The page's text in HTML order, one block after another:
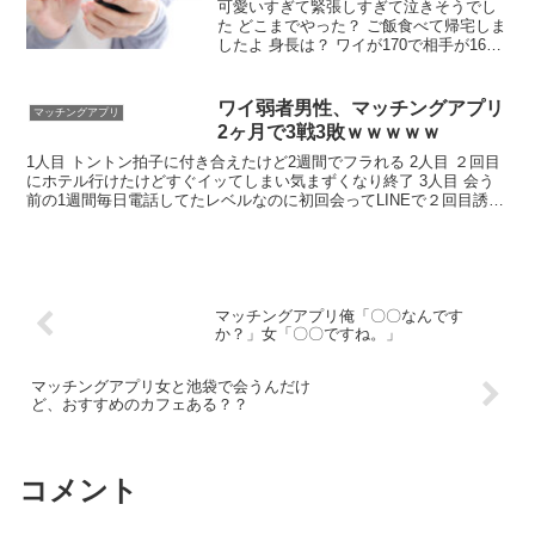
可愛いすぎて緊張しすぎて泣きそうでし
た どこまでやった？ ご飯食べて帰宅しま
したよ 身長は？ ワイが170で相手が160
んや 普通の会話やで どうやった？盛り上
がった？
マッチングアプリ
ワイ弱者男性、マッチングアプリ
2ヶ月で3戦3敗ｗｗｗｗｗ
1人目 トントン拍子に付き合えたけど2週間でフラれる 2人目 ２回目
にホテル行けたけどすぐイッてしまい気まずくなり終了 3人目 会う
前の1週間毎日電話してたレベルなのに初回会ってLINEで２回目誘う
マッチングアプリ俺「〇〇なんです
か？」女「〇〇ですね。」
マッチングアプリ女と池袋で会うんだけ
ど、おすすめのカフェある？？
コメント